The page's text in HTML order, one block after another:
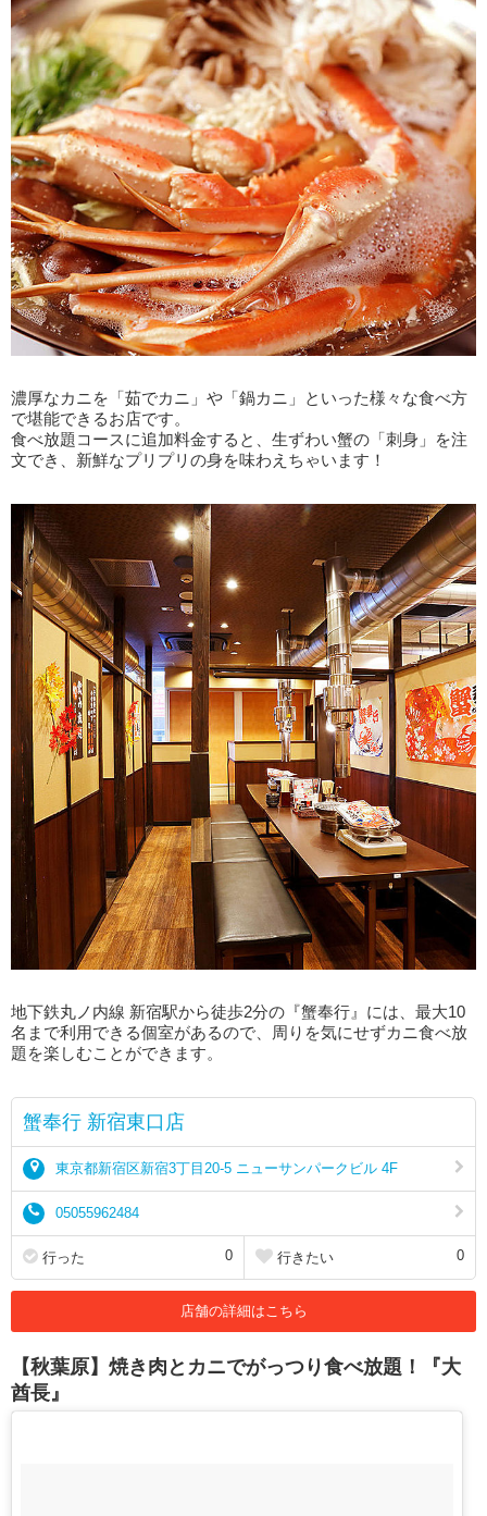
濃厚なカニを「茹でカニ」や「鍋カニ」といった様々な食べ方
で堪能できるお店です。
食べ放題コースに追加料金すると、生ずわい蟹の「刺身」を注
文でき、新鮮なプリプリの身を味わえちゃいます！
地下鉄丸ノ内線 新宿駅から徒歩2分の『蟹奉行』には、最大10
名まで利用できる個室があるので、周りを気にせずカニ食べ放
題を楽しむことができます。
蟹奉行 新宿東口店
東京都新宿区新宿3丁目20-5 ニューサンパークビル 4F
05055962484
行った 0 行きたい 0
店舗の詳細はこちら
【秋葉原】焼き肉とカニでがっつり食べ放題！『大
酋長』